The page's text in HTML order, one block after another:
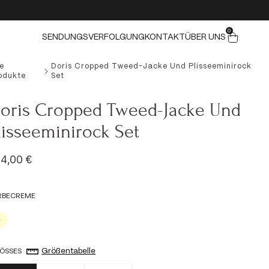
SENDUNGSVERFOLGUNG KONTAKTÜBER UNSWarenkorb
0 ELEMENTE
0
Doris Cropped Tweed-Jacke Und Plisseeminirock
Set
Cropped Tweed-Jacke Und
Set
€
CREME
Creme
S Größentabelle